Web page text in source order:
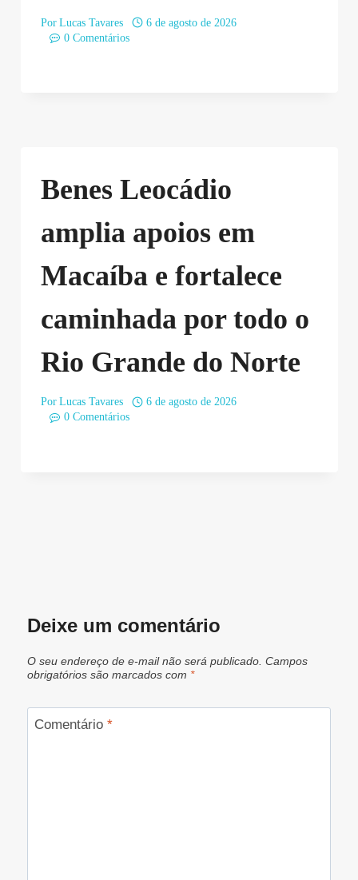
Por Lucas Tavares
6 de agosto de 2026
0 Comentários
Benes Leocádio
amplia apoios em
Macaíba e fortalece
caminhada por todo o
Rio Grande do Norte
Por Lucas Tavares
6 de agosto de 2026
0 Comentários
Deixe um comentário
O seu endereço de e-mail não será publicado. Campos
obrigatórios são marcados com *
Comentário *